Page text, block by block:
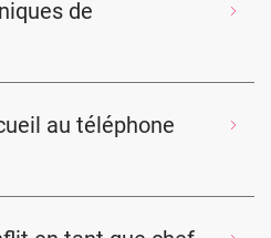
de
au téléphone